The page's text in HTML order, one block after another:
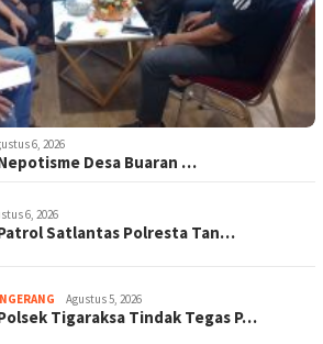
6, 2026
Desa Buaran …
6, 2026
Satlantas Polresta Tan…
Agustus 5, 2026
Tigaraksa Tindak Tegas P…